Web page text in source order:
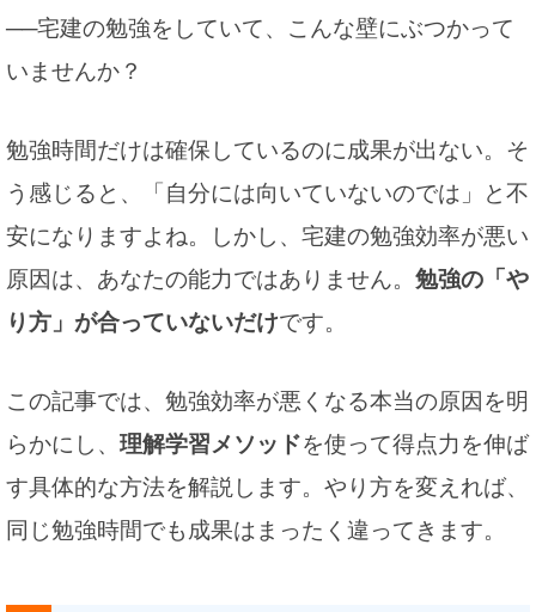
──宅建の勉強をしていて、こんな壁にぶつかって
いませんか？
勉強時間だけは確保しているのに成果が出ない。そ
う感じると、「自分には向いていないのでは」と不
安になりますよね。しかし、宅建の勉強効率が悪い
原因は、あなたの能力ではありません。 勉強の「や
り方」が合っていないだけです。
この記事では、勉強効率が悪くなる本当の原因を明
らかにし、 理解学習メソッドを使って得点力を伸ば
す具体的な方法を解説します。やり方を変えれば、
同じ勉強時間でも成果はまったく違ってきます。